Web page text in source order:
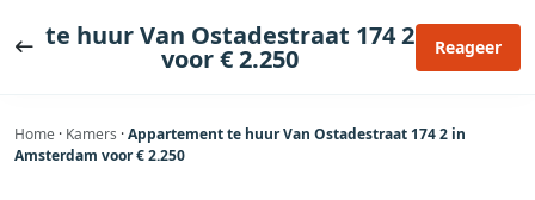
naar te huur Van Ostadestraat 174 2
voor € 2.250 Reageer
Home · Kamers ·Appartement te huur Van Ostadestraat 174 2 in
Amsterdam voor € 2.250